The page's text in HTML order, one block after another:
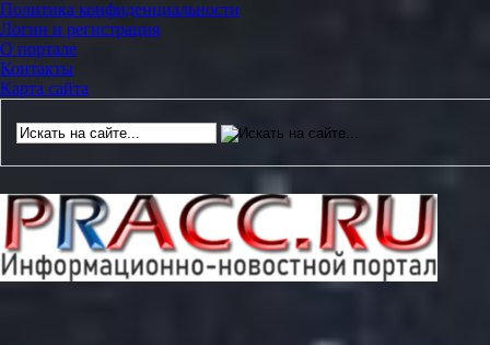
Политика конфиденциальности
Логин и регистрация
О портале
Контакты
Карта сайта